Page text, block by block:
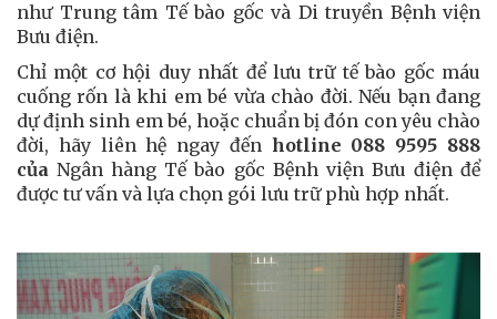
như Trung tâm Tế bào gốc và Di truyền Bệnh viện
Bưu điện.
Chỉ một cơ hội duy nhất để lưu trữ tế bào gốc máu
cuống rốn là khi em bé vừa chào đời. Nếu bạn đang
dự định sinh em bé, hoặc chuẩn bị đón con yêu chào
đời, hãy liên hệ ngay đến hotline 088 9595 888
củaNgân hàng Tế bào gốc Bệnh viện Bưu điện để
được tư vấn và lựa chọn gói lưu trữ phù hợp nhất.